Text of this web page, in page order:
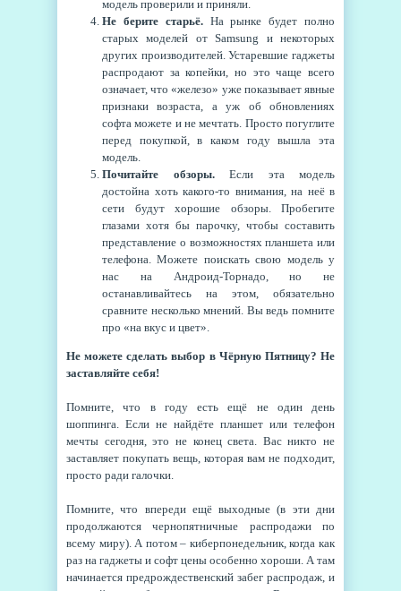
модель проверили и приняли.
Не берите старьё.На рынке будет полно
старых моделей от Samsung и некоторых
других производителей. Устаревшие гаджеты
распродают за копейки, но это чаще всего
означает, что «железо» уже показывает явные
признаки возраста, а уж об обновлениях
софта можете и не мечтать. Просто погуглите
перед покупкой, в каком году вышла эта
модель.
Почитайте обзоры.Если эта модель
достойна хоть какого-то внимания, на неё в
сети будут хорошие обзоры. Пробегите
глазами хотя бы парочку, чтобы составить
представление о возможностях планшета или
телефона. Можете поискать свою модель у
нас на Андроид-Торнадо, но не
останавливайтесь на этом, обязательно
сравните несколько мнений. Вы ведь помните
про «на вкус и цвет».
Не можете сделать выбор в Чёрную Пятницу? Не
заставляйте себя!
Помните, что в году есть ещё не один день
шоппинга. Если не найдёте планшет или телефон
мечты сегодня, это не конец света. Вас никто не
заставляет покупать вещь, которая вам не подходит,
просто ради галочки.
Помните, что впереди ещё выходные (в эти дни
продолжаются чернопятничные распродажи по
всему миру). А потом – киберпонедельник, когда как
раз на гаджеты и софт цены особенно хороши. А там
начинается предрождественский забег распродаж, и